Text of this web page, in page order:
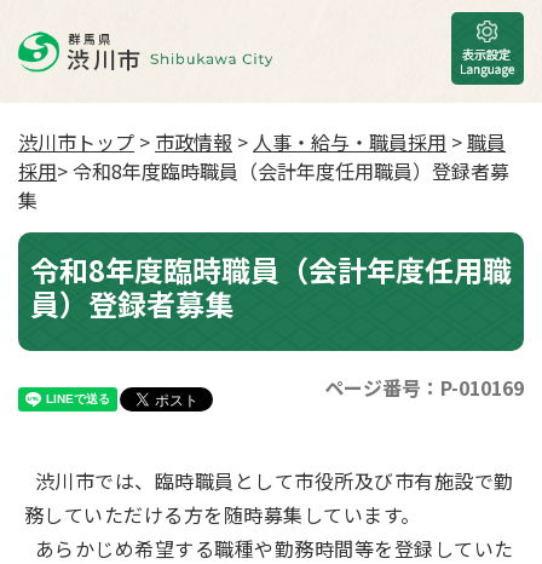
渋川市トップ > 市政情報 > 人事・給与・職員採用 >職員
採用> 令和8年度臨時職員（会計年度任用職員）登録者募
集
令和8年度臨時職員（会計年度任用職
員）登録者募集
ページ番号：P-010169
渋川市では、臨時職員として市役所及び市有施設で勤
務していただける方を随時募集しています。
あらかじめ希望する職種や勤務時間等を登録していた